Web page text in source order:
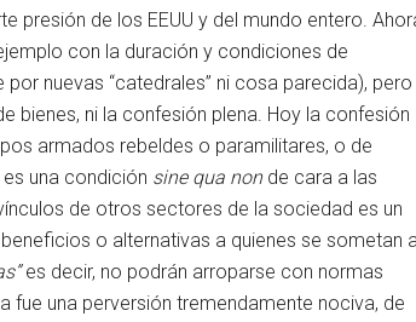
presión de los EEUU y del mundo entero.
con la duración y condiciones de
nuevas “catedrales” ni cosa parecida), pero
bienes, ni la confesión plena. Hoy la confesión
armados rebeldes o paramilitares, o de
una condición sine qua nonde cara a las
de otros sectores de la sociedad es un
o alternativas a quienes se sometan
es decir, no podrán arroparse con normas
fue una perversión tremendamente nociva, de